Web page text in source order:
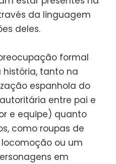
da linguagem
deles.
formal
tanto na
espanhola do
entre pai e
e equipe) quanto
como roupas de
ou um
em